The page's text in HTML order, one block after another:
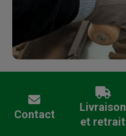
Contact
Livraison
et retrait